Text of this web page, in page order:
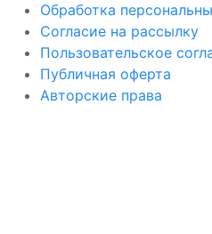
Обработка
Согласие на рассылку
Пользовательское
Публичная оферта
Авторские права